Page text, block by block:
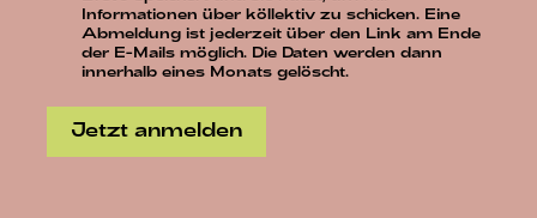
Informationen über köllektiv zu schicken. Eine
Abmeldung ist jederzeit über den Link am Ende
der E-Mails möglich. Die Daten werden dann
innerhalb eines Monats gelöscht.
Jetzt anmelden